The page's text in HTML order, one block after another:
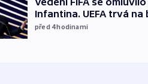
Infantina. UEFA trvá na
před 4hodinami